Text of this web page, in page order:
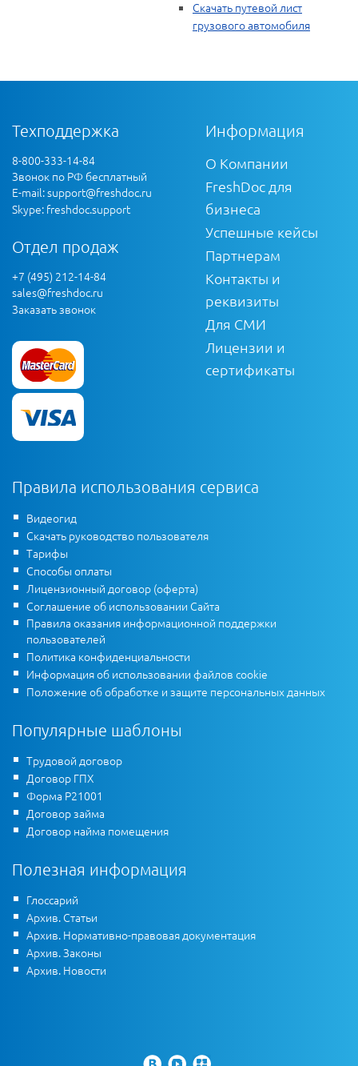
Скачать путевой лист
грузового автомобиля
Техподдержка
8-800-333-14-84
Звонок по РФ бесплатный
E-mail:support@freshdoc.ru
Skype: freshdoc.support
Отдел продаж
+7 (495) 212-14-84
sales@freshdoc.ru
Заказать звонок
Информация
О Компании
FreshDoc для
бизнеса
Успешные кейсы
Партнерам
Контакты и
реквизиты
Для СМИ
Лицензии и
сертификаты
Правила использования сервиса
Видеогид
Скачать руководство пользователя
Тарифы
Способы оплаты
Лицензионный договор (оферта)
Соглашение об использовании Сайта
Правила оказания информационной поддержки
пользователей
Политика конфиденциальности
Информация об использовании файлов cookie
Положение об обработке и защите персональных данных
Популярные шаблоны
Трудовой договор
Договор ГПХ
Форма Р21001
Договор займа
Договор найма помещения
Полезная информация
Глоссарий
Архив. Статьи
Архив. Нормативно-правовая документация
Архив. Законы
Архив. Новости